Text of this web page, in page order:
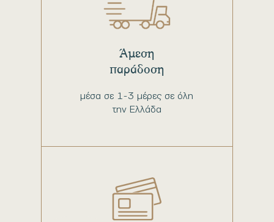
μέσα σε 1-3 μέρες σε όλη
την Ελλάδα
Άμεση
παράδοση